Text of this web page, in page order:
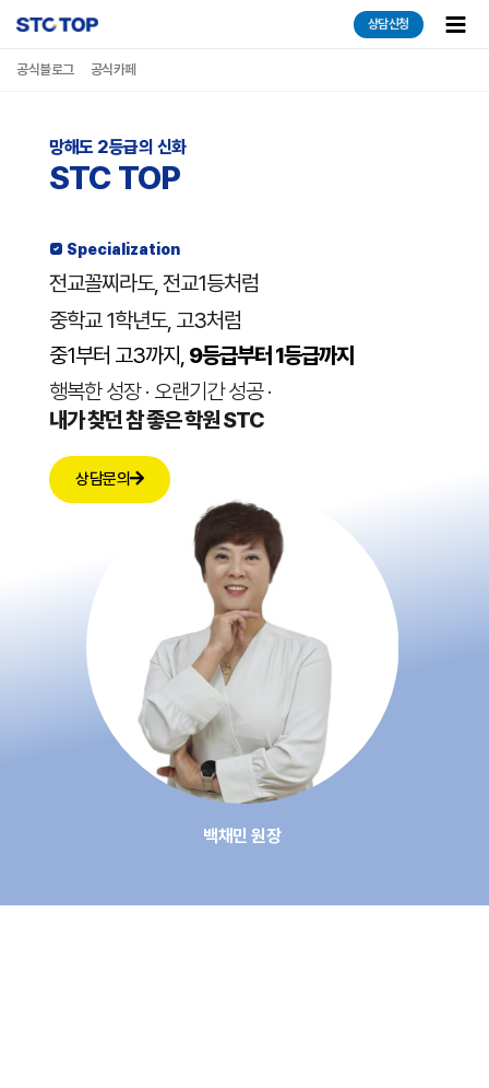
건너뛰기
상담신청
Main
공식블로그 공식카페
망해도 2등급의 신화
STC TOP
 Specialization
전교꼴찌라도, 전교1등처럼​
중학교 1학년도, 고3처럼​
중1부터 고3까지, 9등급부터 1등급까지
행복한 성장 · 오랜기간 성공 ·
내가 찾던 참 좋은 학원 STC
상담문의
백채민 원장